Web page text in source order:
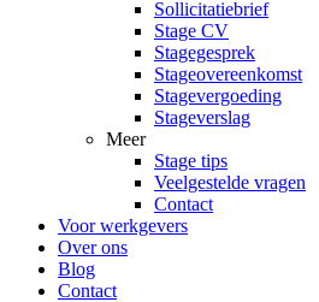
Sollicitatiebrief
Stage CV
Stagegesprek
Stageovereenkomst
Stagevergoeding
Stageverslag
Meer
Stage tips
Veelgestelde vragen
Contact
Voor werkgevers
Over ons
Blog
Contact